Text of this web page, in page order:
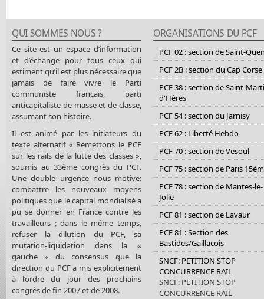
QUI SOMMES NOUS ?
Ce site est un espace d’information
et d’échange pour tous ceux qui
estiment qu’il est plus nécessaire que
jamais de faire vivre le Parti
communiste français, parti
anticapitaliste de masse et de classe,
assumant son histoire.
Il est animé par les initiateurs du
texte alternatif « Remettons le PCF
sur les rails de la lutte des classes »,
soumis au 33ème congrès du PCF.
Une double urgence nous motive:
combattre les nouveaux moyens
politiques que le capital mondialisé a
pu se donner en France contre les
travailleurs ; dans le même temps,
refuser la dilution du PCF, sa
mutation-liquidation dans la «
gauche » du consensus que la
direction du PCF a mis explicitement
à l’ordre du jour des prochains
congrès de fin 2007 et de 2008.
ORGANISATIONS DU PCF
PCF 02 : section de Saint-
PCF 2B : section du Cap Corse
PCF 38 : section de Saint-
d'Hères
PCF 54 : section du Jarnisy
PCF 62 : Liberté Hebdo
PCF 70 : section de Vesoul
PCF 75 : section de Paris
PCF 78 : section de Mantes-le-
Jolie
PCF 81 : section de Lavaur
PCF 81 : Section des
Bastides/Gaillacois
SNCF: PETITION STOP
CONCURRENCE RAIL
SNCF: PETITION STOP
CONCURRENCE RAIL